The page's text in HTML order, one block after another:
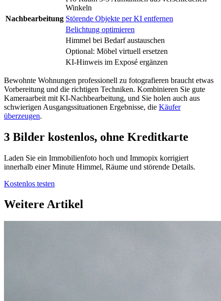
Winkeln
Nachbearbeitung Störende Objekte per KI entfernen
Belichtung optimieren
Himmel bei Bedarf austauschen
Optional: Möbel virtuell ersetzen
KI-Hinweis im Exposé ergänzen
Bewohnte Wohnungen professionell zu fotografieren braucht etwas
Vorbereitung und die richtigen Techniken. Kombinieren Sie gute
Kameraarbeit mit KI-Nachbearbeitung, und Sie holen auch aus
schwierigen Ausgangssituationen Ergebnisse, die Käufer
überzeugen.
3 Bilder kostenlos, ohne Kreditkarte
Laden Sie ein Immobilienfoto hoch und Immopix korrigiert
innerhalb einer Minute Himmel, Räume und störende Details.
Kostenlos testen
Weitere Artikel